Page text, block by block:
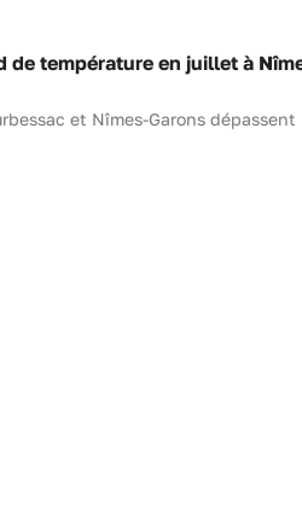
de température en juillet à
et Nîmes-Garons